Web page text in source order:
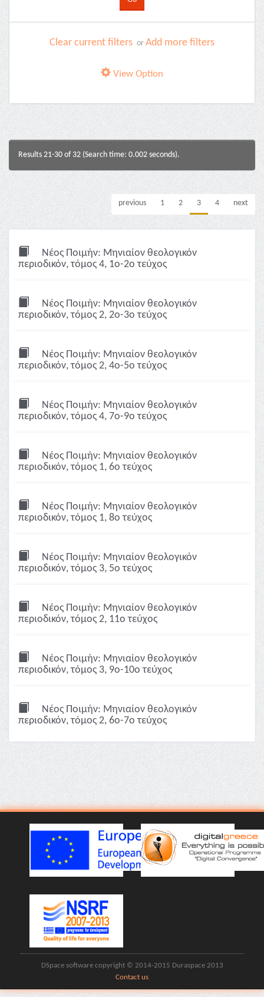
Clear current filters or Add more filters
View Option
Results 21-30 of 32 (Search time: 0.002 seconds).
previous 1 2 3 4 next
Νέος Ποιμήν: Μηνιαίον θεολογικόν
περιοδικόν, τόμος 4, 1ο-2ο τεύχος
Νέος Ποιμήν: Μηνιαίον θεολογικόν
περιοδικόν, τόμος 2, 2ο-3ο τεύχος
Νέος Ποιμήν: Μηνιαίον θεολογικόν
περιοδικόν, τόμος 2, 4ο-5ο τεύχος
Νέος Ποιμήν: Μηνιαίον θεολογικόν
περιοδικόν, τόμος 4, 7ο-9ο τεύχος
Νέος Ποιμήν: Μηνιαίον θεολογικόν
περιοδικόν, τόμος 1, 6ο τεύχος
Νέος Ποιμήν: Μηνιαίον θεολογικόν
περιοδικόν, τόμος 1, 8ο τεύχος
Νέος Ποιμήν: Μηνιαίον θεολογικόν
περιοδικόν, τόμος 3, 5ο τεύχος
Νέος Ποιμήν: Μηνιαίον θεολογικόν
περιοδικόν, τόμος 2, 11ο τεύχος
Νέος Ποιμήν: Μηνιαίον θεολογικόν
περιοδικόν, τόμος 3, 9ο-10ο τεύχος
Νέος Ποιμήν: Μηνιαίον θεολογικόν
περιοδικόν, τόμος 2, 6ο-7ο τεύχος
DSpace software copyright © 2014-2015 Duraspace 2013
Contact us